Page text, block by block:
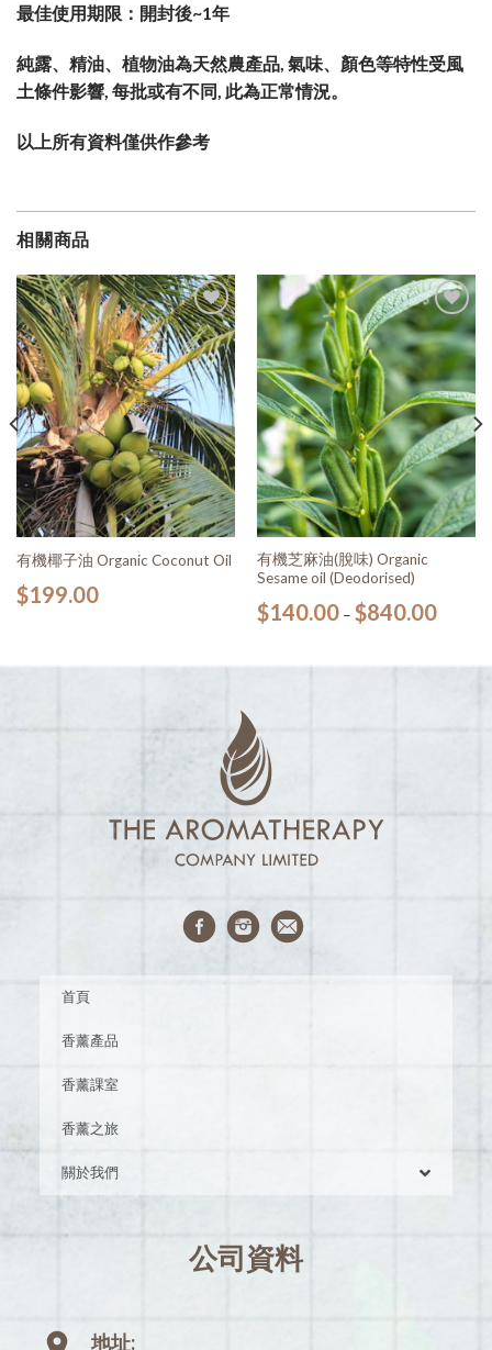
最佳使用期限：開封後~1年
純露、精油、植物油為天然農產品, 氣味、顏色等特性受風
土條件影響, 每批或有不同, 此為正常情況。
以上所有資料僅供作參考
相關商品
加入
願望
清單
有機椰子油 Organic Coconut Oil
$199.00
加入
願望
清單
有機芝麻油(脫味) Organic
Sesame oil (Deodorised)
$140.00– $840.00
首頁
香薰產品
香薰課室
香薰之旅
關於我們
公司資料
地址: